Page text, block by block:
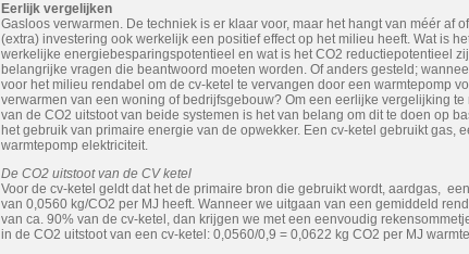
Eerlijk vergelijken
Gasloos verwarmen. De techniek is er klaar voor, maar het hangt van méér af
(extra) investering ook werkelijk een positief effect op het milieu heeft. Wat is
werkelijke energiebesparingspotentieel en wat is het CO2 reductiepotentieel
belangrijke vragen die beantwoord moeten worden. Of anders gesteld;
voor het milieu rendabel om de cv-ketel te vervangen door een warmtepomp
verwarmen van een woning of bedrijfsgebouw? Om een eerlijke vergelijking te
van de CO2 uitstoot van beide systemen is het van belang om dit te doen op
het gebruik van primaire energie van de opwekker. Een cv-ketel gebruikt gas,
warmtepomp elektriciteit.
De CO2 uitstoot van de CV ketel
Voor de cv-ketel geldt dat het de primaire bron die gebruikt wordt, aardgas,
van 0,0560 kg/CO2 per MJ heeft. Wanneer we uitgaan van een gemiddeld
van ca. 90% van de cv-ketel, dan krijgen we met een eenvoudig
in de CO2 uitstoot van een cv-ketel: 0,0560/0,9 = 0,0622 kg CO2 per MJ